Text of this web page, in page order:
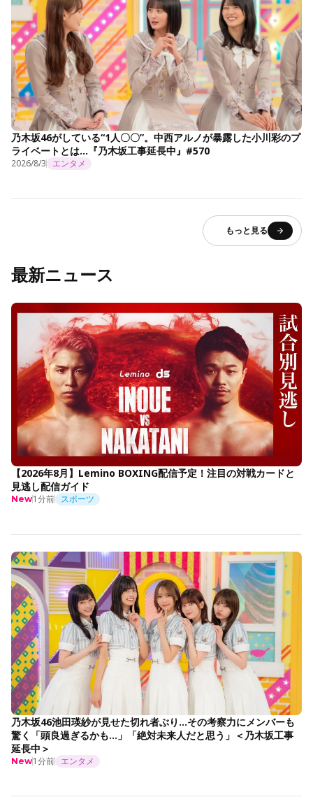
乃木坂46がしている“1人〇〇”。中西アルノが暴露した小川彩のプ
ライベートとは…『乃木坂工事延長中』#570
2026/8/3 エンタメ
もっと見る
最新ニュース
【2026年8月】Lemino BOXING配信予定！注目の対戦カードと
見逃し配信ガイド
New1分前 スポーツ
乃木坂46池田瑛紗が見せた切れ者ぶり…その考察力にメンバーも
驚く「頭良過ぎるかも…」「絶対未来人だと思う」＜乃木坂工事
延長中＞
New1分前 エンタメ